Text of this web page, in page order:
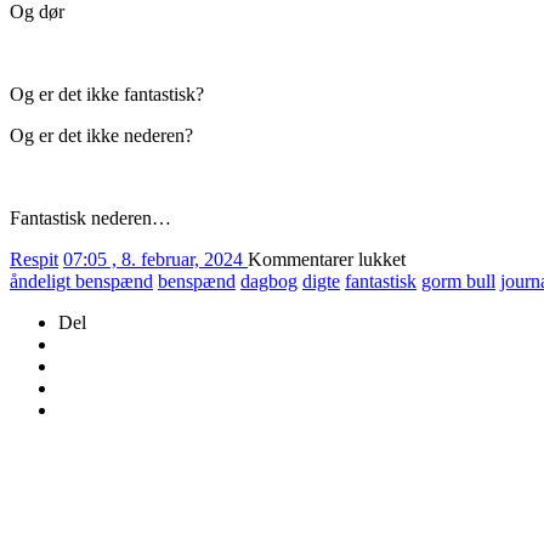
Og dør
Og er det ikke fantastisk?
Og er det ikke nederen?
Fantastisk nederen…
Respit 07:05 , 8. februar, 2024 Kommentarer lukkettil
42/2024
åndeligt benspænd benspænd dagbog digte fantastisk gorm bull
Del